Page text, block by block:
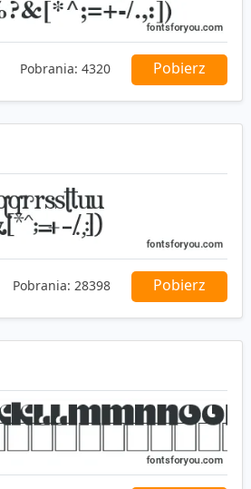
Pobrania: 4320 Pobierz
Pobrania: 28398 Pobierz